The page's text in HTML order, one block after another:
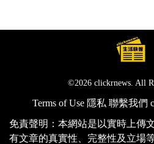
©2026 clickrnews. All
Terms of Use 隱私 聯繫我們
免責聲明：本網站是以實時上傳
有文章的真實性、完整性及立場